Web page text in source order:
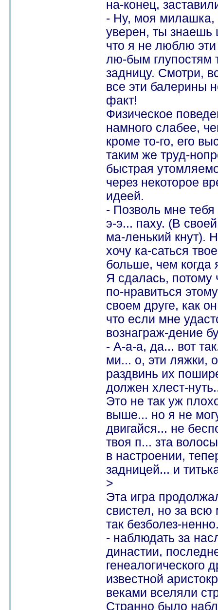
на-конец,
- Ну, моя милашка,
уверен, ты знаешь
что я не люблю
лю-бым глупостям
задницу. Смотри,
все эти балерины
факт!
Физическое
намного слабее,
кроме то-го, его
таким же труд-
быстрая
через некоторое
идеей.
- Позволь мне тебя
э-э... паху. (В
ма-ленький кнут).
хочу ка-саться
больше, чем когда
Я сдалась, потому
по-нравиться
своем друге, как
что если мне
вознаграж-дение
- А-а-а, да... вот
ми... о, эти ляжки,
раздвинь их
должен хлест-
Это не так уж
выше... но я не
двигайся... не
твоя п... зта
в настроении,
задницей... и
>
Эта игра
свистел, но за
так безболез-
- наблюдать за
династии,
генеалогического
известной
веками вселяли
Странно было